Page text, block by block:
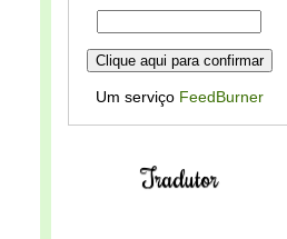
Um serviço FeedBurner
Tradutor